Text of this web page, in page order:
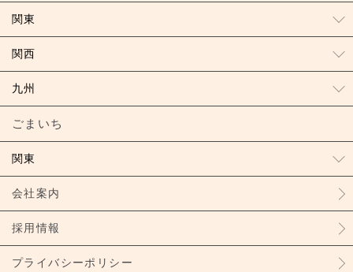
関東
関西
九州
ごまいち
関東
会社案内
採用情報
プライバシーポリシー